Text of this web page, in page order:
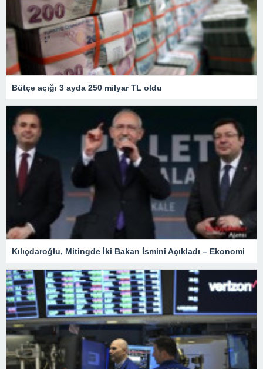
Bütçe açığı 3 ayda 250 milyar TL oldu
Kılıçdaroğlu, Mitingde İki Bakan İsmini Açıkladı – Ekonomi